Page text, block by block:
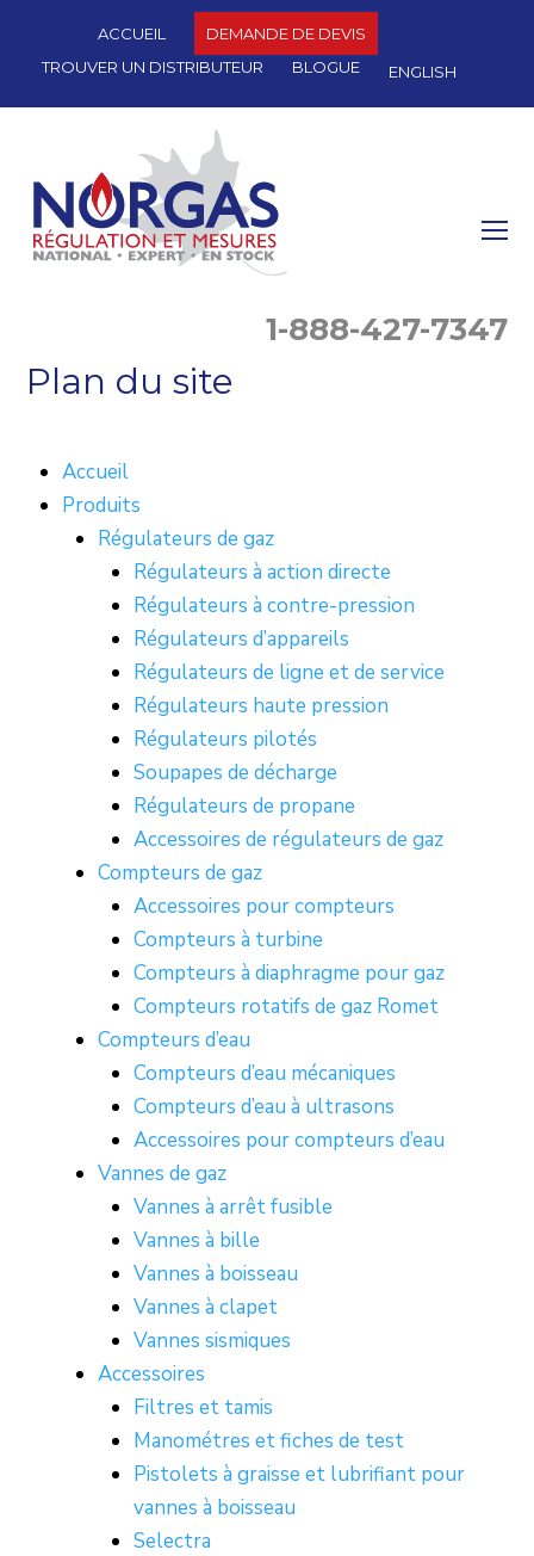
ACCUEIL
DEMANDE DE DEVIS
TROUVER UN DISTRIBUTEUR
BLOGUE ENGLISH
1-888-427-7347
Plan du site
Accueil
Produits
Régulateurs de gaz
Régulateurs à action directe
Régulateurs à contre-pression
Régulateurs d’appareils
Régulateurs de ligne et de service
Régulateurs haute pression
Régulateurs pilotés
Soupapes de décharge
Régulateurs de propane
Accessoires de régulateurs de gaz
Compteurs de gaz
Accessoires pour compteurs
Compteurs à turbine
Compteurs à diaphragme pour gaz
Compteurs rotatifs de gaz Romet
Compteurs d’eau
Compteurs d’eau mécaniques
Compteurs d’eau à ultrasons
Accessoires pour compteurs d’eau
Vannes de gaz
Vannes à arrêt fusible
Vannes à bille
Vannes à boisseau
Vannes à clapet
Vannes sismiques
Accessoires
Filtres et tamis
Manométres et fiches de test
Pistolets à graisse et lubrifiant pour
vannes à boisseau
Selectra